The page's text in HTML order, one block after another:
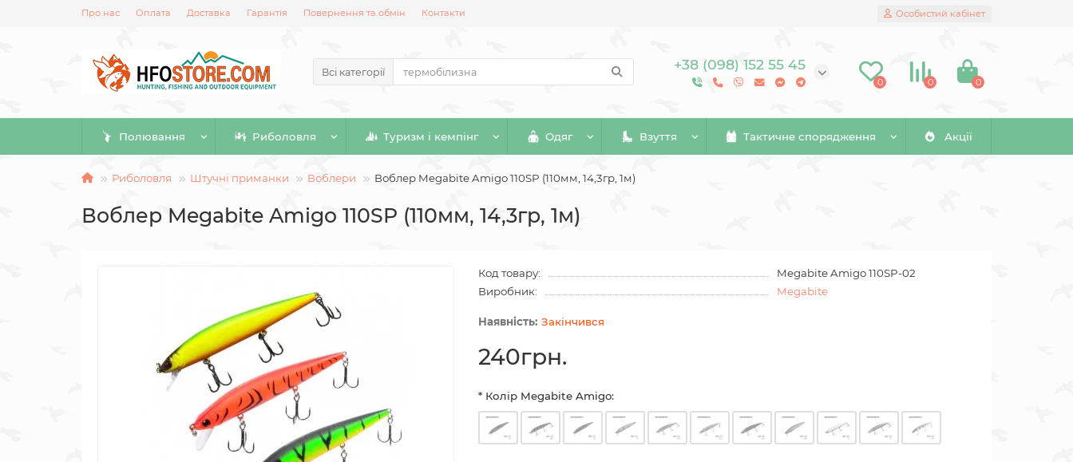
Про нас Оплата Доставка Гарантія Повернення та обмін Контакти Особистий кабінет
Всі категорії +38 (098) 152 55 45
0 0 0
Полювання Риболовля Туризм і кемпінг Одяг Взуття Тактичне спорядження Акції
Риболовля Штучні приманки Воблери Воблер Megabite Amigo 110SP (110мм, 14,3гр, 1м)
Воблер Megabite Amigo 110SP (110мм, 14,3гр, 1м)
Код товару:
Megabite Amigo 110SP-02
Виробник:
Megabite
Закінчився
240грн.
* Колір Megabite Amigo: